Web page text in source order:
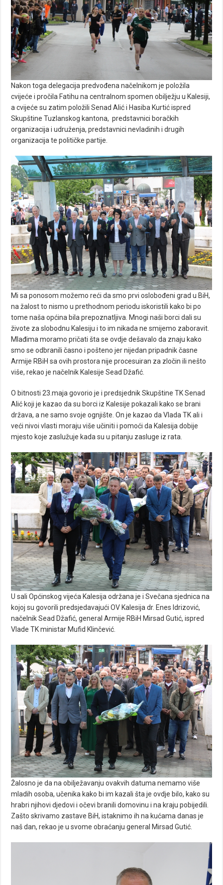
Nakon toga delegacija predvođena načelnikom je položila
cvijeće i pročila Fatihu na centralnom spomen obilježju u Kalesiji,
a cvijeće su zatim položili Senad Alić i Hasiba Kurtić ispred
Skupštine Tuzlanskog kantona, predstavnici boračkih
organizacija i udruženja, predstavnici nevladinih i drugih
organizacija te političke partije.
Mi sa ponosom možemo reći da smo prvi oslobođeni grad u BiH,
na žalost to nismo u prethodnom periodu iskoristili kako bi po
tome naša općina bila prepoznatljiva. Mnogi naši borci dali su
živote za slobodnu Kalesiju i to im nikada ne smijemo zaboravit.
Mlađima moramo pričati šta se ovdje dešavalo da znaju kako
smo se odbranili časno i pošteno jer nijedan pripadnik časne
Armije RBiH sa ovih prostora nije procesuiran za zločin ili nešto
više, rekao je načelnik Kalesije Sead Džafić.
O bitnosti 23.maja govorio je i predsjednik Skupštine TK Senad
Alić koji je kazao da su borci iz Kalesije pokazali kako se brani
država, a ne samo svoje ognjište. On je kazao da Vlada TK ali i
veći nivoi vlasti moraju više učiniti i pomoći da Kalesija dobije
mjesto koje zaslužuje kada su u pitanju zasluge iz rata.
U sali Općinskog vijeća Kalesija održana je i Svečana sjednica na
kojoj su govorili predsjedavajući OV Kalesija dr. Enes Idrizović,
načelnik Sead Džafić, general Armije RBiH Mirsad Gutić, ispred
Vlade TK ministar Mufid Klinčević.
Žalosno je da na obilježavanju ovakvih datuma nemamo više
mladih osoba, učenika kako bi im kazali šta je ovdje bilo, kako su
hrabri njihovi djedovi i očevi branili domovinu i na kraju pobijedili.
Zašto skrivamo zastave BiH, istaknimo ih na kućama danas je
naš dan, rekao je u svome obraćanju general Mirsad Gutić.